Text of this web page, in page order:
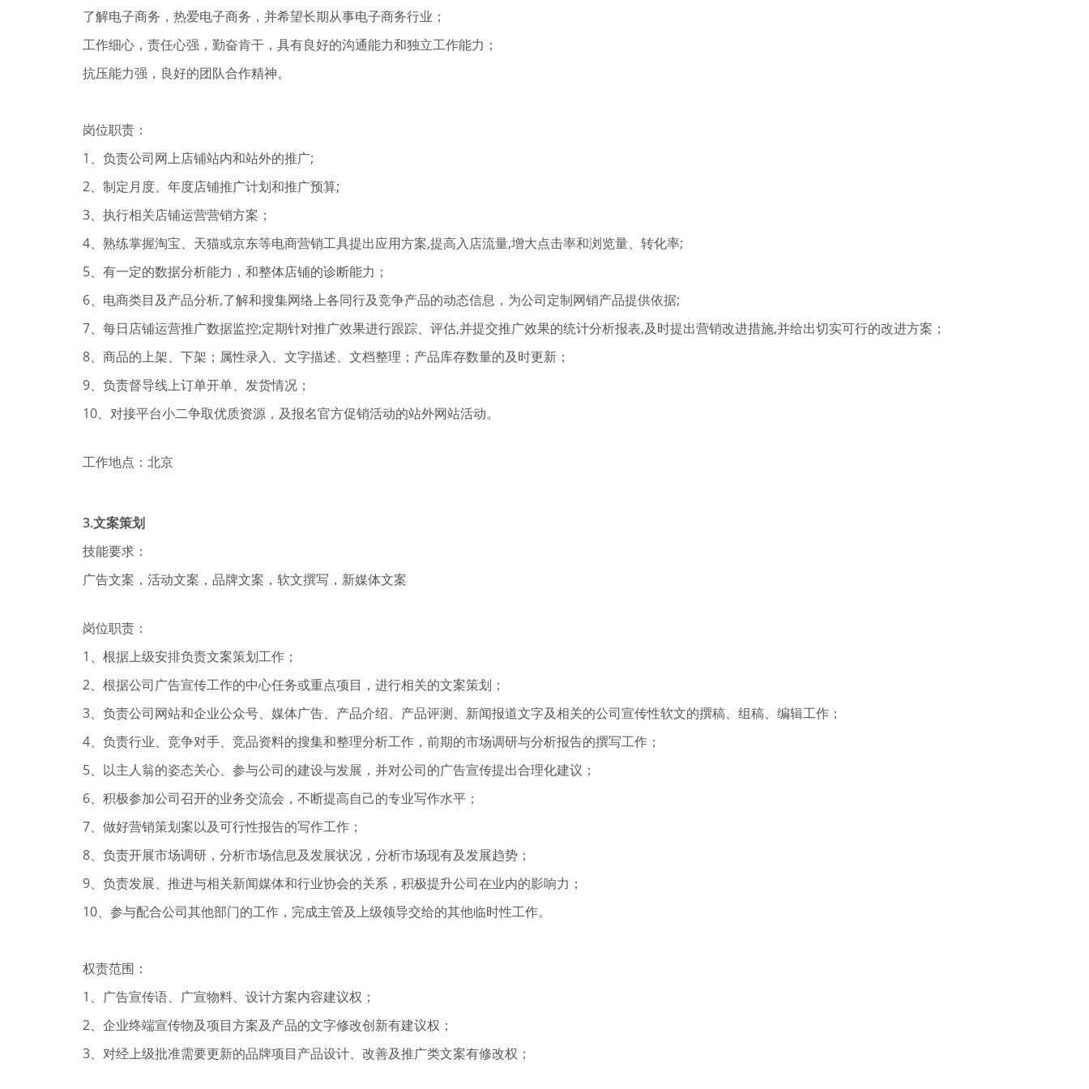
了解电子商务，热爱电子商务，并希望长期从事电子商务行业；
工作细心，责任心强，勤奋肯干，具有良好的沟通能力和独立工作能力；
抗压能力强，良好的团队合作精神。
岗位职责：
1、负责公司网上店铺站内和站外的推广;
2、制定月度、年度店铺推广计划和推广预算;
3、执行相关店铺运营营销方案；
4、熟练掌握淘宝、天猫或京东等电商营销工具提出应用方案,提高入店流量,增大点击率和浏览量、转化率;
5、有一定的数据分析能力，和整体店铺的诊断能力；
6、电商类目及产品分析,了解和搜集网络上各同行及竞争产品的动态信息，为公司定制网销产品提供依据;
7、每日店铺运营推广数据监控;定期针对推广效果进行跟踪、评估,并提交推广效果的统计分析报表,及时提出营销改进措施,并给出切实可行的改进方案；
8、商品的上架、下架；属性录入、文字描述、文档整理；产品库存数量的及时更新；
9、负责督导线上订单开单、发货情况；
10、对接平台小二争取优质资源，及报名官方促销活动的站外网站活动。
工作地点：北京
3.文案策划
技能要求：
广告文案，活动文案，品牌文案，软文撰写，新媒体文案
岗位职责：
1、根据上级安排负责文案策划工作；
2、根据公司广告宣传工作的中心任务或重点项目，进行相关的文案策划；
3、负责公司网站和企业公众号、媒体广告、产品介绍、产品评测、新闻报道文字及相关的公司宣传性软文的撰稿、组稿、编辑工作；
4、负责行业、竞争对手、竞品资料的搜集和整理分析工作，前期的市场调研与分析报告的撰写工作；
5、以主人翁的姿态关心、参与公司的建设与发展，并对公司的广告宣传提出合理化建议；
6、积极参加公司召开的业务交流会，不断提高自己的专业写作水平；
7、做好营销策划案以及可行性报告的写作工作；
8、负责开展市场调研，分析市场信息及发展状况，分析市场现有及发展趋势；
9、负责发展、推进与相关新闻媒体和行业协会的关系，积极提升公司在业内的影响力；
10、参与配合公司其他部门的工作，完成主管及上级领导交给的其他临时性工作。
权责范围：
1、广告宣传语、广宣物料、设计方案内容建议权；
2、企业终端宣传物及项目方案及产品的文字修改创新有建议权；
3、对经上级批准需要更新的品牌项目产品设计、改善及推广类文案有修改权；